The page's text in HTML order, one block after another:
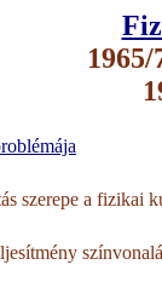
1965/
szerepe a fizikai